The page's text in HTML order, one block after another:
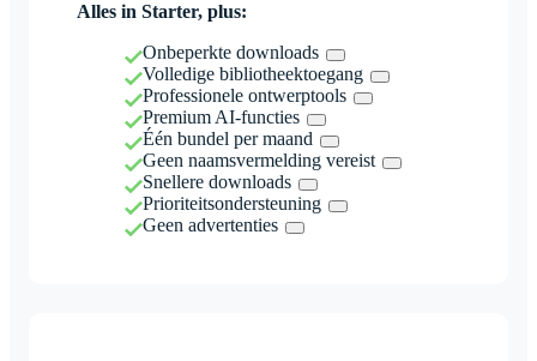
Alles in Starter, plus:
Onbeperkte downloads
Volledige bibliotheektoegang
Professionele ontwerptools
Premium AI-functies
Één bundel per maand
Geen naamsvermelding vereist
Snellere downloads
Prioriteitsondersteuning
Geen advertenties